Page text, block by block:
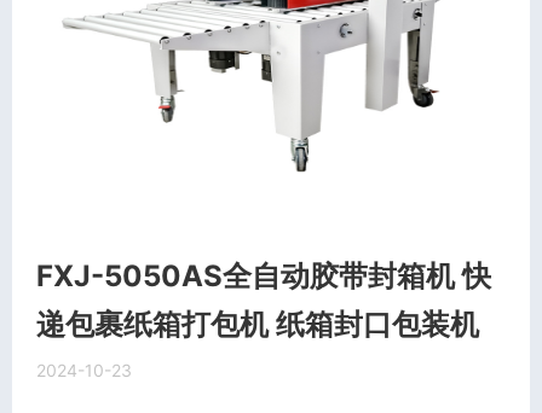
FXJ-5050AS全自动胶带封箱机 快
递包裹纸箱打包机 纸箱封口包装机
2024-10-23